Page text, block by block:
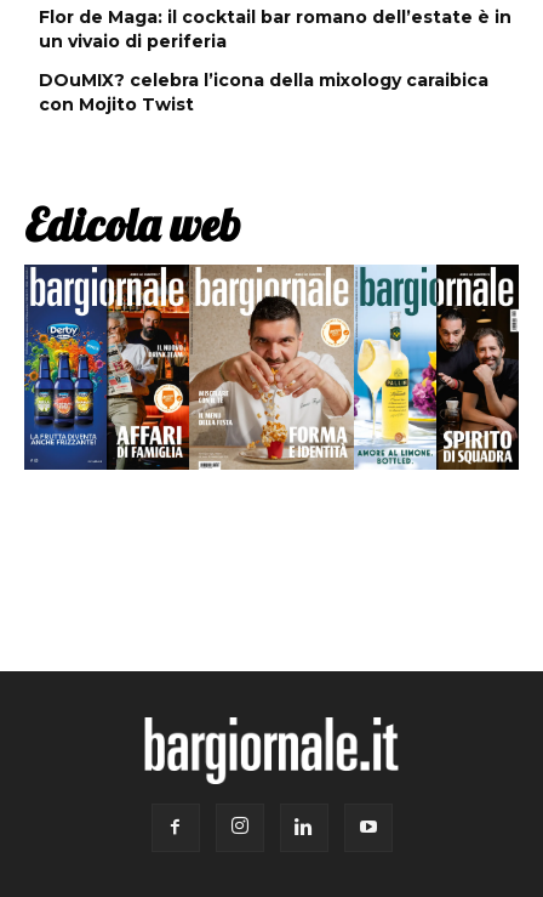
Flor de Maga: il cocktail bar romano dell’estate è in
un vivaio di periferia
DOuMIX? celebra l’icona della mixology caraibica
con Mojito Twist
Edicola web